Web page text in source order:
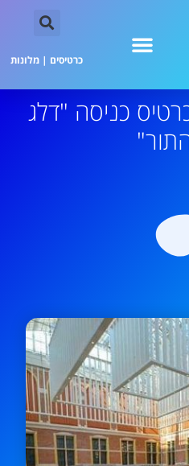
כרטיסים | מלונות
כניסה "דלג